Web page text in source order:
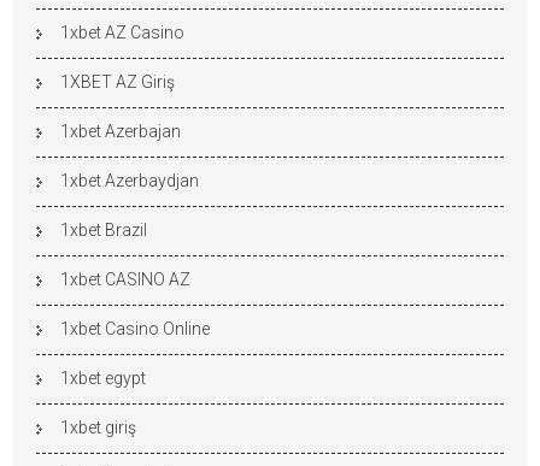
1xbet AZ Casino
1XBET AZ Giriş
1xbet Azerbajan
1xbet Azerbaydjan
1xbet Brazil
1xbet CASINO AZ
1xbet Casino Online
1xbet egypt
1xbet giriş